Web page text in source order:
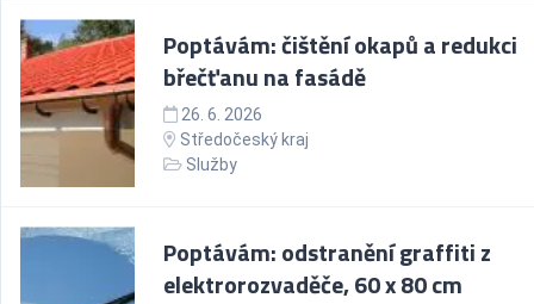
Poptávám: čištění okapů a redukci
břečťanu na fasádě
26. 6. 2026
Středočeský kraj
Služby
Poptávám: odstranění graffiti z
elektrorozvaděče, 60 x 80 cm